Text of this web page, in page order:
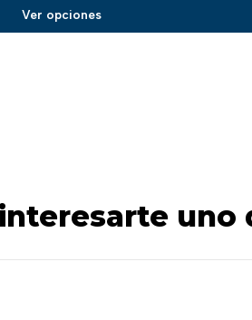
Ver opciones
uno